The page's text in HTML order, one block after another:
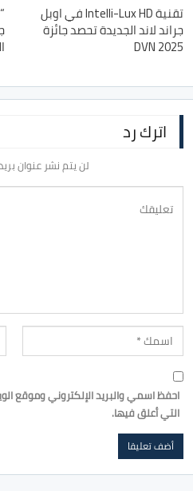
تقنية Intelli-Lux HD في اوبل
جراند لاند الجديدة تحصد جائزة
DVN 2025
اترك رد
لن يتم نشر عنوان
احفظ اسمي والبريد الإلكتروني وموقع
التي أعلق فيها.